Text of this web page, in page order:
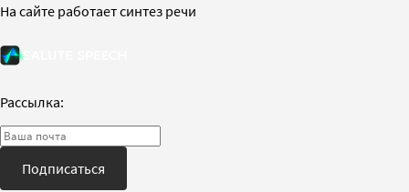
На сайте работает синтез речи
Рассылка:
Подписаться